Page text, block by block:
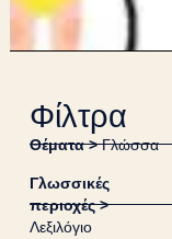
Φίλτρα
Θέματα >Γλώσσα
Γλωσσικές
περιοχές >
Λεξιλόγιο